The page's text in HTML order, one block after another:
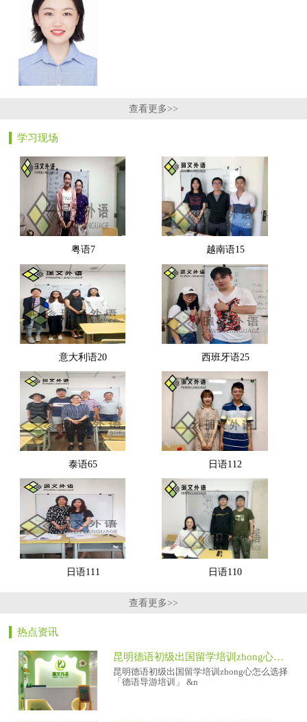
查看更多>>
学习现场
粤语7 越南语15
意大利语20 西班牙语25
泰语65 日语112
日语111 日语110
查看更多>>
热点资讯
昆明德语初级出国留学培训zhong心怎么选择「德语导游培训」
昆明德语初级出国留学培训zhong心怎么选择
「德语导游培训」 &n